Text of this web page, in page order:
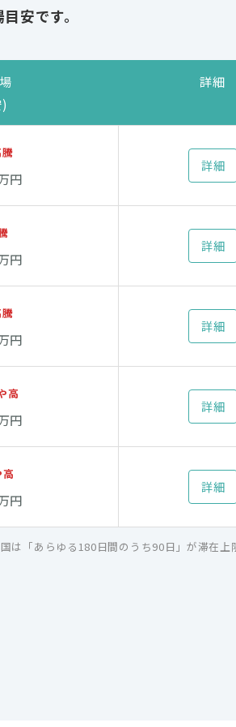
安です。
詳細
円
詳細
円
詳細
円
詳細
高
円
詳細
円
詳細
「あらゆる180日間のうち90日」が滞在上